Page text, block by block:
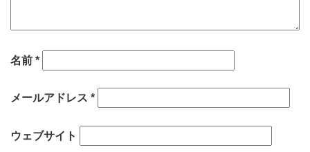
名前 *
メールアドレス *
ウェブサイト